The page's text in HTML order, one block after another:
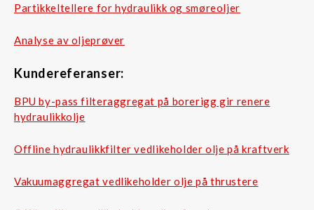
Partikkeltellere for hydraulikk og smøreoljer
Analyse av oljeprøver
Kundereferanser:
BPU by-pass filteraggregat på borerigg gir renere
hydraulikkolje
Offline hydraulikkfilter vedlikeholder olje på kraftverk
Vakuumaggregat vedlikeholder olje på thrustere